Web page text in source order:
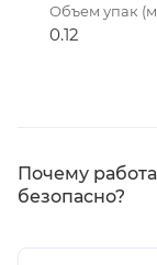
Объем упак
0.12
Почему
безопасно?